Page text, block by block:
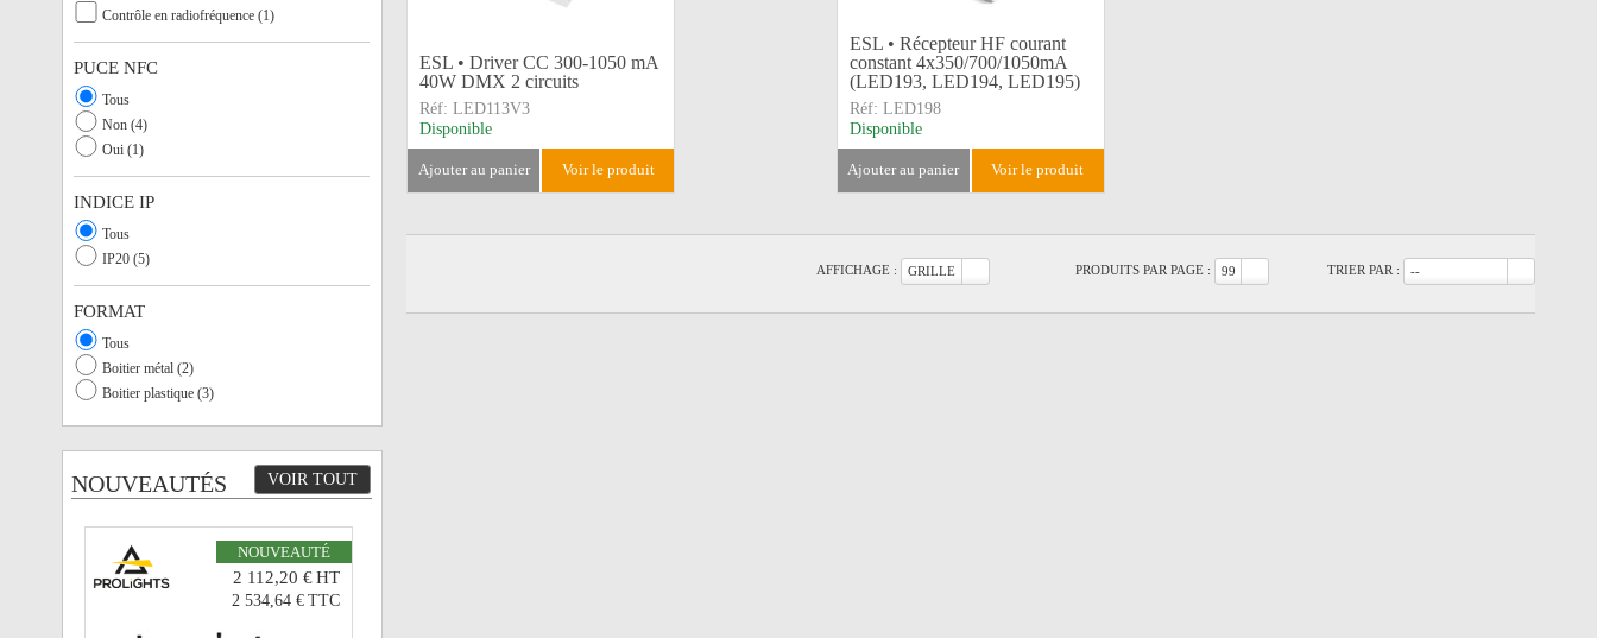
ESL • Driver CC 300-1050 mA
40W DMX 2 circuits
Réf: LED113V3
Disponible
ajouter au panier voir le produit
ESL • Récepteur HF courant
constant 4x350/700/1050mA
(LED193, LED194, LED195)
Réf: LED198
Disponible
ajouter au panier voir le produit
AFFICHAGE : GRILLE TRIER PAR : --
PRODUITS PAR PAGE : 99
Contrôle en radiofréquence (1)
PUCE NFC
Tous
Non (4)
Oui (1)
INDICE IP
Tous
IP20 (5)
FORMAT
Tous
Boitier métal (2)
Boitier plastique (3)
NOUVEAUTÉS VOIR TOUT
NOUVEAUTÉ
2 112,20 €HT
2 534,64 € TTC